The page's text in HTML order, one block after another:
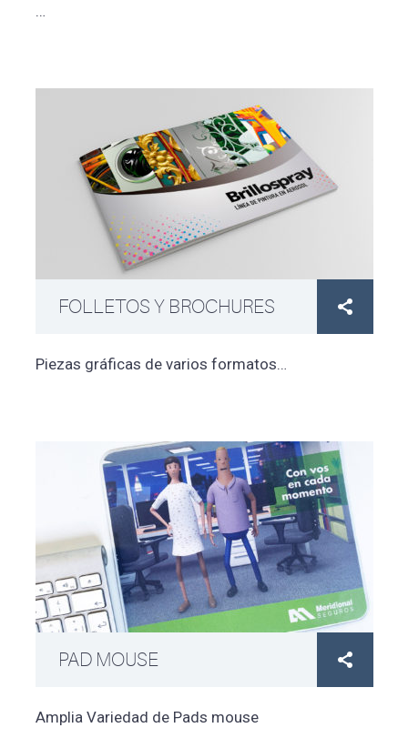
…
FOLLETOS Y BROCHURES 
Piezas gráficas de varios formatos…
PAD MOUSE 
Amplia Variedad de Pads mouse